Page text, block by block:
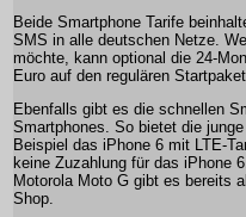
Beide Smartphone Tarife
SMS in alle deutschen Netze.
möchte, kann optional die 24-
Euro auf den regulären
Ebenfalls gibt es die schnellen
Smartphones. So bietet die
Beispiel das iPhone 6 mit LTE-
keine Zuzahlung für das iPhone
Motorola Moto G gibt es bereits
Shop.